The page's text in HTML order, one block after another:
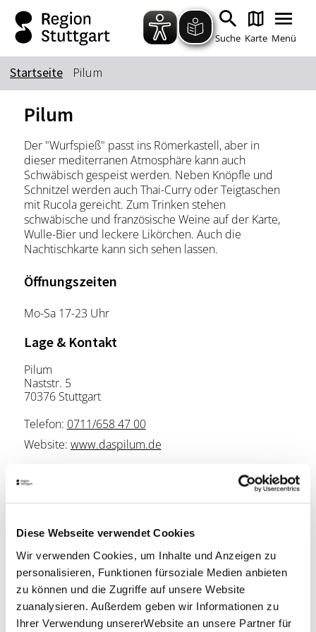
Diese Webseite verwendet Cookies
Wir verwenden Cookies, um Inhalte und Anzeigen zu
personalisieren, Funktionen fürsoziale Medien anbieten
zu können und die Zugriffe auf unsere Website
zuanalysieren. Außerdem geben wir Informationen zu
Ihrer Verwendung unsererWebsite an unsere Partner für
Zum Hauptinhalt springen
Zur Suche springen
Zur Hauptnavigation
Zum Footer springen
Suche Karte Menü
Suchbegriff
Das könnte Sie interessieren
Stadtführungen
Tickets
Citytour
Übernachtung
Erlebnisse
Essen & Trinken
Wein
Automobil
Kultur
Startseite Pilum
Pilum
Der "Wurfspieß" passt ins Römerkastell, aber in
dieser mediterranen Atmosphäre kann auch
Schwäbisch gespeist werden. Neben Knöpfle und
Schnitzel werden auch Thai-Curry oder Teigtaschen
mit Rucola gereicht. Zum Trinken stehen
schwäbische und französische Weine auf der Karte,
Wulle-Bier und leckere Likörchen. Auch die
Nachtischkarte kann sich sehen lassen.
Öffnungszeiten
Mo-Sa 17-23 Uhr
Lage & Kontakt
Pilum
Naststr. 5
70376 Stuttgart
Telefon: 0711/658 47 00
Website: www.daspilum.de
Fahrplanauskunft des VVS
Deutsche Bahn AG
Fahrplanauskunft der DB
Google Maps
Google Maps Route